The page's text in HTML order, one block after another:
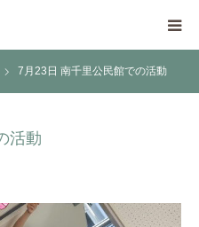
7月23日 南千里公民館での活動
活動